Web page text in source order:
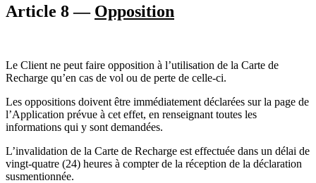
Article 8 — Opposition
Le Client ne peut faire opposition à l’utilisation de la Carte de
Recharge qu’en cas de vol ou de perte de celle-ci.
Les oppositions doivent être immédiatement déclarées sur la page de
l’Application prévue à cet effet, en renseignant toutes les
informations qui y sont demandées.
L’invalidation de la Carte de Recharge est effectuée dans un délai de
vingt-quatre (24) heures à compter de la réception de la déclaration
susmentionnée.